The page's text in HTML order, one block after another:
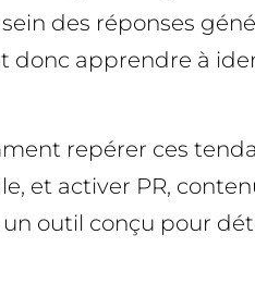
des réponses
donc apprendre à
repérer ces
et activer PR,
outil conçu pour